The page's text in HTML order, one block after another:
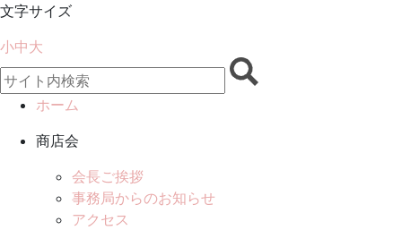
文字サイズ
小中大
ホーム
商店会
会長ご挨拶
事務局からのお知らせ
アクセス